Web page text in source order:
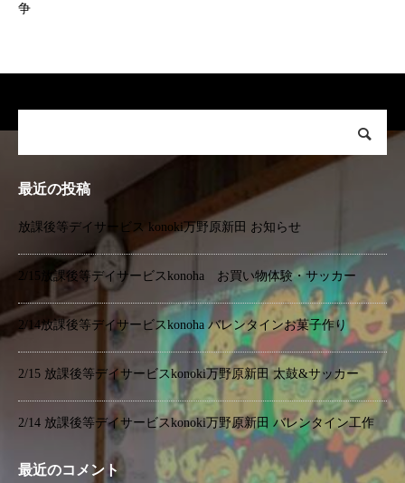
争
最近の投稿
放課後等デイサービス konoki万野原新田 お知らせ
2/15放課後等デイサービスkonoha お買い物体験・サッカー
2/14放課後等デイサービスkonoha バレンタインお菓子作り
2/15 放課後等デイサービスkonoki万野原新田 太鼓&サッカー
2/14 放課後等デイサービスkonoki万野原新田 バレンタイン工作
最近のコメント